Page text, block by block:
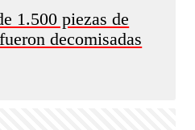
1.500 piezas de
decomisadas